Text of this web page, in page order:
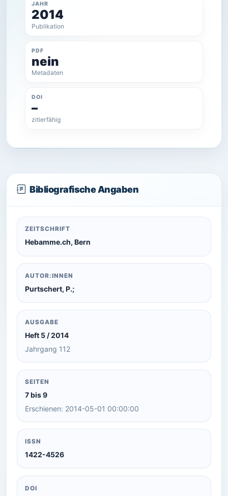
JAHR
2014
Publikation
PDF
nein
Metadaten
DOI
–
zitierfähig
Bibliografische Angaben
ZEITSCHRIFT
Hebamme.ch, Bern
AUTOR:INNEN
Purtschert, P.;
AUSGABE
Heft 5 / 2014
Jahrgang 112
SEITEN
7 bis 9
Erschienen: 2014-05-01 00:00:00
ISSN
1422-4526
DOI